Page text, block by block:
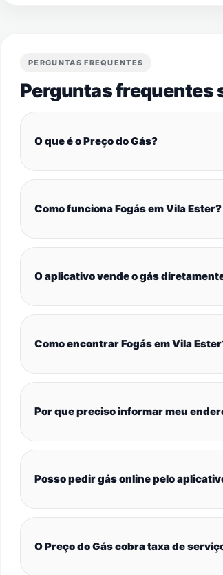
PERGUNTAS FREQUENTES
Perguntas frequentes
O que é o Preço do Gás?
Como funciona Fogás em Vila Ester?
O aplicativo vende o gás
Como encontrar Fogás em Vila
Por que preciso informar meu
Posso pedir gás online pelo
O Preço do Gás cobra taxa de